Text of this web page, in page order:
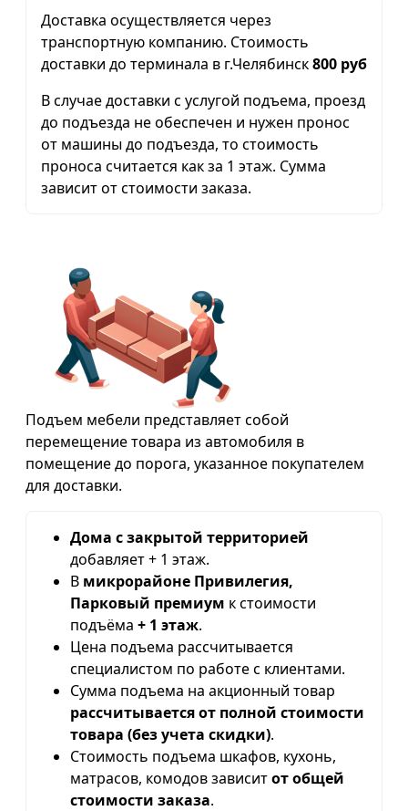
Доставка осуществляется через
транспортную компанию. Стоимость
доставки до терминала в г.Челябинск800 руб
В случае доставки с услугой подъема, проезд
до подъезда не обеспечен и нужен пронос
от машины до подъезда, то стоимость
проноса считается как за 1 этаж. Сумма
зависит от стоимости заказа.
Подъем мебели представляет собой
перемещение товара из автомобиля в
помещение до порога, указанное покупателем
для доставки.
Дома с закрытой территорией
добавляет + 1 этаж.
В микрорайоне Привилегия,
Парковый премиум к стоимости
подъёма + 1 этаж.
Цена подъема рассчитывается
специалистом по работе с клиентами.
Сумма подъема на акционный товар
рассчитывается от полной стоимости
товара (без учета скидки).
Стоимость подъема шкафов, кухонь,
матрасов, комодов зависитот общей
стоимости заказа.